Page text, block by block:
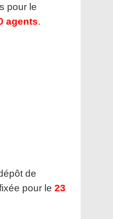
pour le
agents.
de
pour le 23